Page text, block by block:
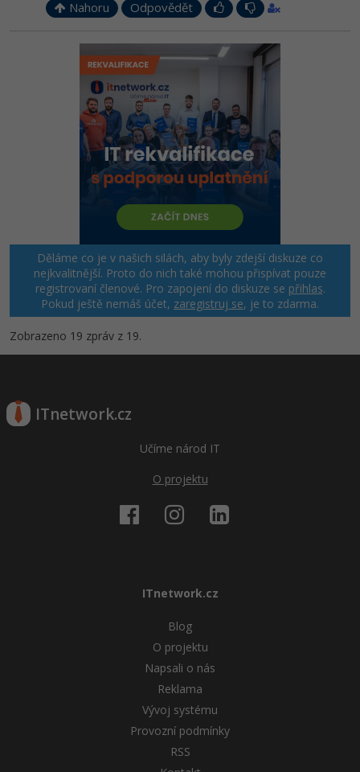
Nahoru Odpovědět
Děláme co je v našich silách, aby byly zdejší diskuze co
nejkvalitnější. Proto do nich také mohou přispívat pouze
registrovaní členové. Pro zapojení do diskuze se přihlas.
Pokud ještě nemáš účet, zaregistruj se, je to zdarma.
Zobrazeno 19 zpráv z 19.
ITnetwork.cz
Učíme národ IT
O projektu
ITnetwork.cz
Blog
O projektu
Napsali o nás
Reklama
Vývoj systému
Provozní podmínky
RSS